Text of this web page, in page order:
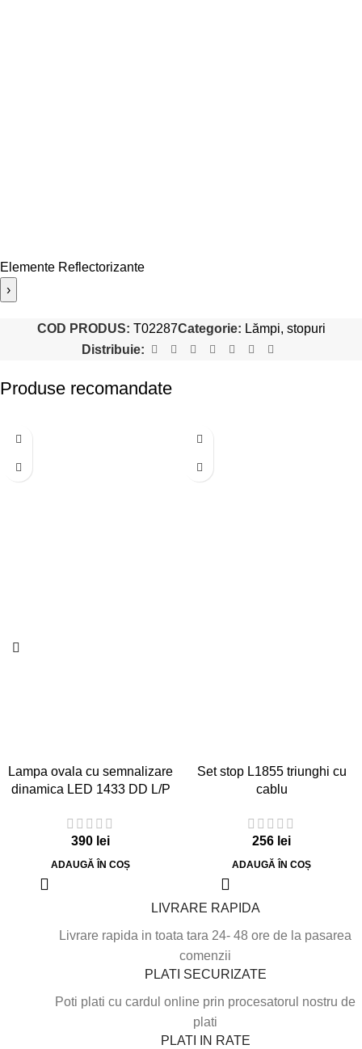
Elemente Reflectorizante
›
COD PRODUS: T02287Categorie: Lămpi, stopuri
Distribuie:
Produse recomandate
Lampa ovala cu semnalizare
dinamica LED 1433 DD L/P
390 lei
ADAUGĂ ÎN COȘ
Set stop L1855 triunghi cu
cablu
256 lei
ADAUGĂ ÎN COȘ
LIVRARE RAPIDA
Livrare rapida in toata tara 24- 48 ore de la pasarea
comenzii
PLATI SECURIZATE
Poti plati cu cardul online prin procesatorul nostru de
plati
PLATI IN RATE